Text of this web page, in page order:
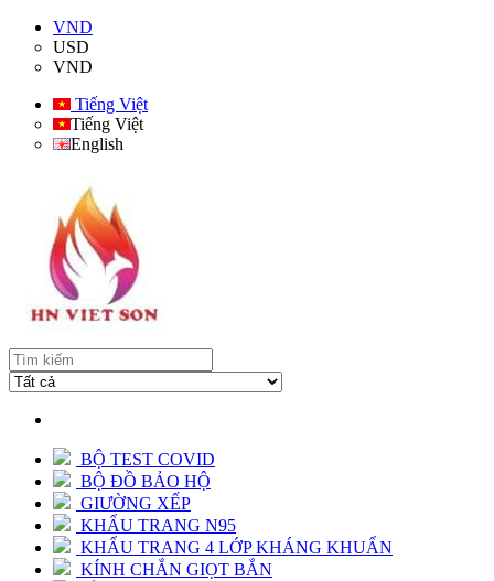
VND
USD
VND
Tiếng Việt
Tiếng Việt
English
BỘ TEST COVID
BỘ ĐỒ BẢO HỘ
GIƯỜNG XẾP
KHẨU TRANG N95
KHẨU TRANG 4 LỚP KHÁNG KHUẨN
KÍNH CHẮN GIỌT BẮN